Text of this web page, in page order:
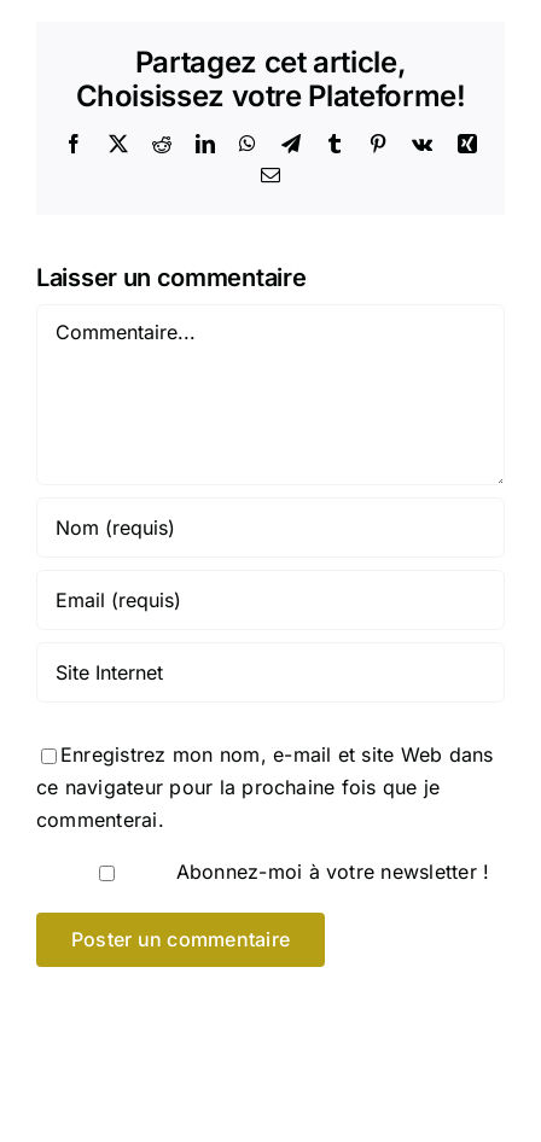
Partagez cet article,
Choisissez votre Plateforme!
Facebook
X RedditLinkedInWhatsApp
TelegramTumblr Pinterest
Vk
Xing
Email
Laisser un commentaire
Commentaire
Enregistrez mon nom, e-mail et site Web dans
ce navigateur pour la prochaine fois que je
commenterai.
Abonnez-moi à votre newsletter !